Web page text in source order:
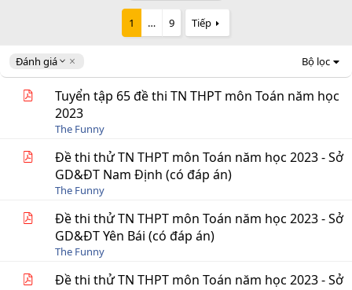
1 … 9 Tiếp
Đánh giá
D
e
Bộ lọc
Tuyển tập 65 đề thi TN THPT môn Toán năm học
2023
The Funny
Đề thi thử TN THPT môn Toán năm học 2023 - Sở
GD&ĐT Nam Định (có đáp án)
The Funny
Đề thi thử TN THPT môn Toán năm học 2023 - Sở
GD&ĐT Yên Bái (có đáp án)
The Funny
Đề thi thử TN THPT môn Toán năm học 2023 - Sở